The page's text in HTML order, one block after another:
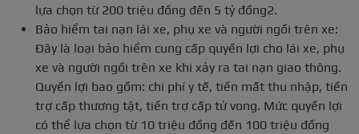
lựa chọn từ 200 triệu đồng đến 5 tỷ đồng2.
Bảo hiểm tai nạn lái xe, phụ xe và người ngồi trên xe:
Đây là loại bảo hiểm cung cấp quyền lợi cho lái xe, phụ
xe và người ngồi trên xe khi xảy ra tai nạn giao thông.
Quyền lợi bao gồm: chi phí y tế, tiền mất thu nhập, tiền
trợ cấp thương tật, tiền trợ cấp tử vong. Mức quyền lợi
có thể lựa chọn từ 10 triệu đồng đến 100 triệu đồng